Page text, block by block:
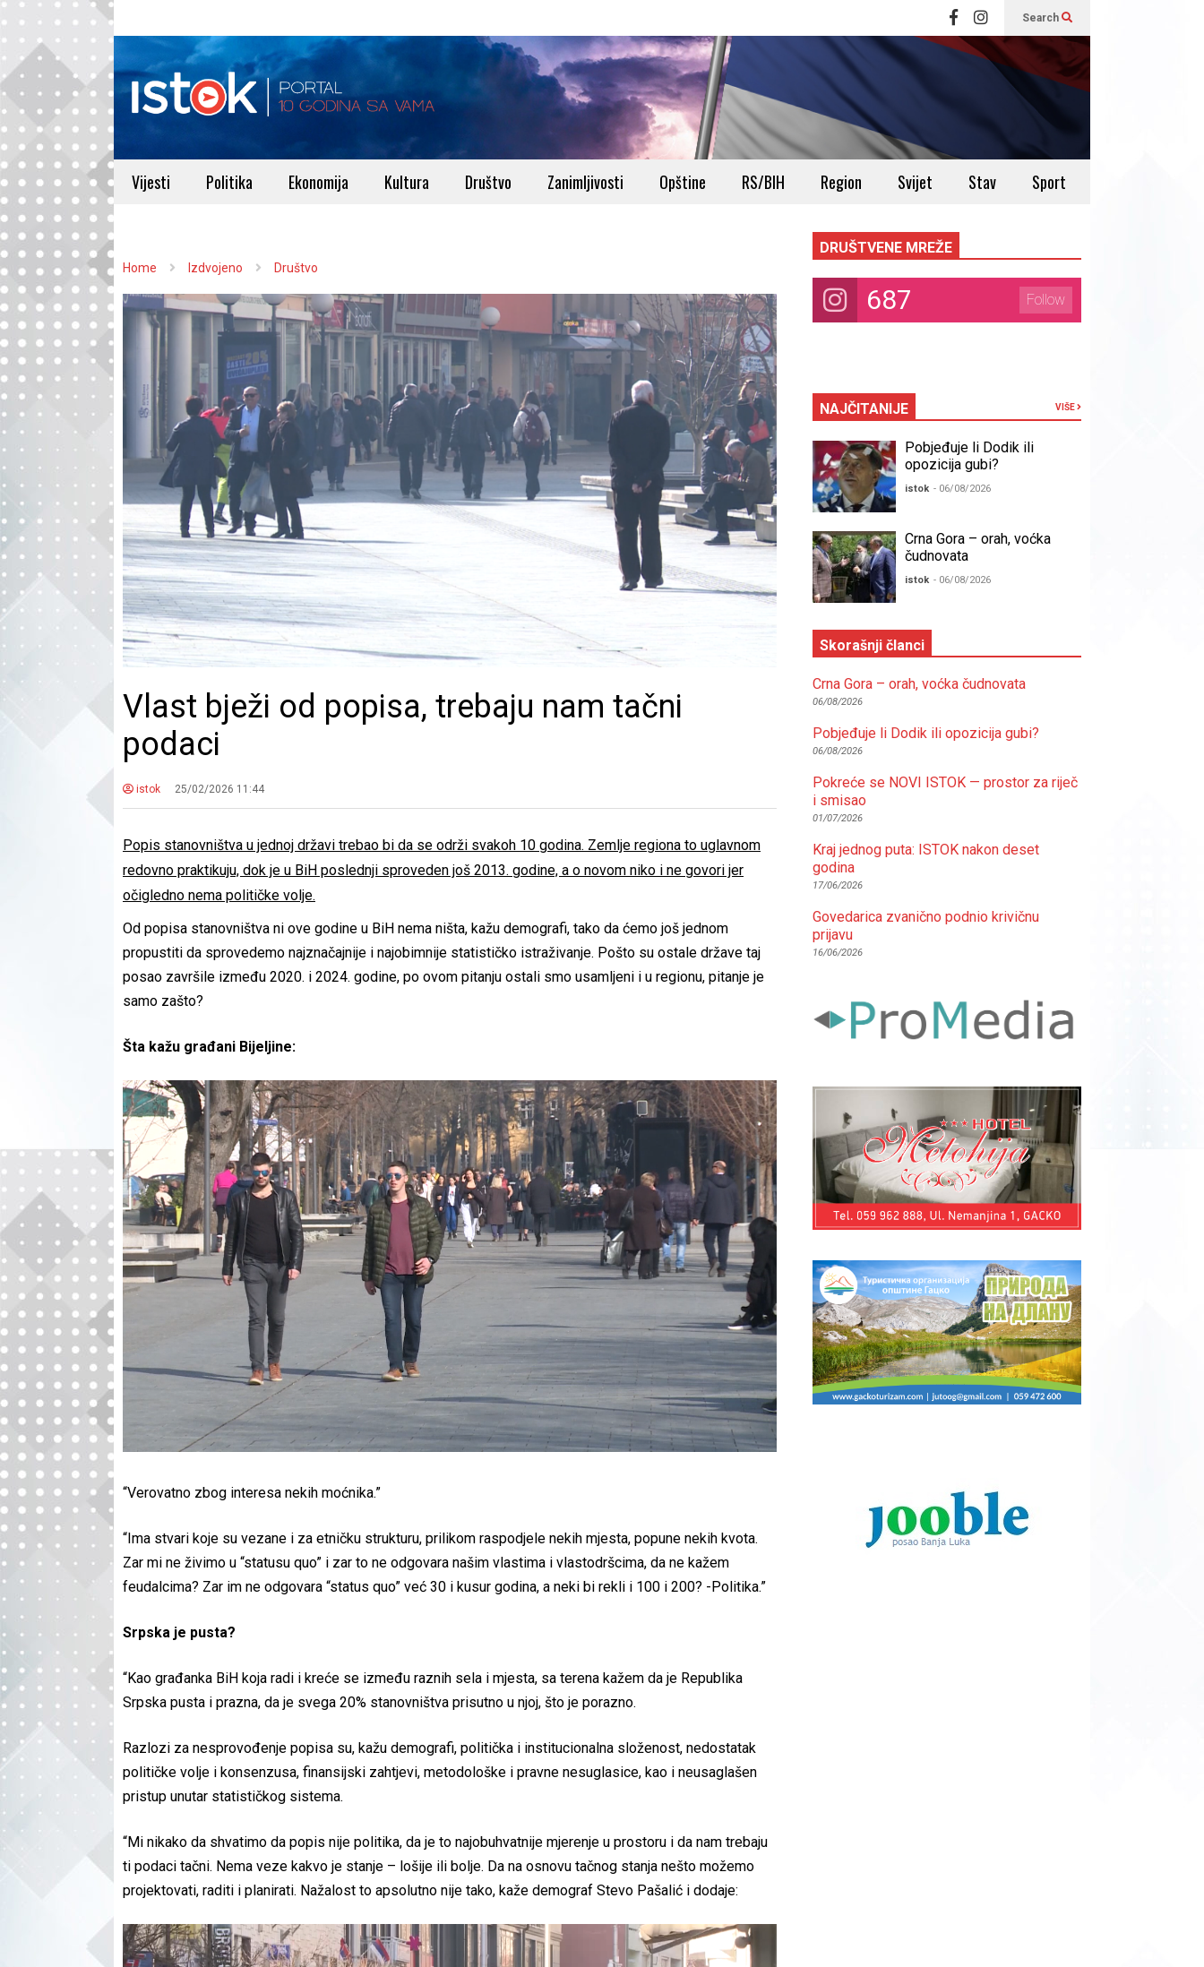
Search
Vijesti Politika Ekonomija Kultura Društvo Zanimljivosti Opštine RS/BIH Region Svijet Stav Sport
Home Izdvojeno Društvo
Vlast bježi od popisa, trebaju nam tačni
podaci
istok 25/02/2026 11:44
Popis stanovništva u jednoj državi trebao bi da se održi svakoh 10 godina. Zemlje regiona to uglavnom
redovno praktikuju, dok je u BiH poslednji sproveden još 2013. godine, a o novom niko i ne govori jer
očigledno nema političke volje.
Od popisa stanovništva ni ove godine u BiH nema ništa, kažu demografi, tako da ćemo još jednom
propustiti da sprovedemo najznačajnije i najobimnije statističko istraživanje. Pošto su ostale države taj
posao završile između 2020. i 2024. godine, po ovom pitanju ostali smo usamljeni i u regionu, pitanje je
samo zašto?
Šta kažu građani Bijeljine:
“Verovatno zbog interesa nekih moćnika.”
“Ima stvari koje su vezane i za etničku strukturu, prilikom raspodjele nekih mjesta, popune nekih kvota.
Zar mi ne živimo u “statusu quo” i zar to ne odgovara našim vlastima i vlastodršcima, da ne kažem
feudalcima? Zar im ne odgovara “status quo” već 30 i kusur godina, a neki bi rekli i 100 i 200? -Politika.”
Srpska je pusta?
“Kao građanka BiH koja radi i kreće se između raznih sela i mjesta, sa terena kažem da je Republika
Srpska pusta i prazna, da je svega 20% stanovništva prisutno u njoj, što je porazno.
Razlozi za nesprovođenje popisa su, kažu demografi, politička i institucionalna složenost, nedostatak
političke volje i konsenzusa, finansijski zahtjevi, metodološke i pravne nesuglasice, kao i neusaglašen
pristup unutar statističkog sistema.
“Mi nikako da shvatimo da popis nije politika, da je to najobuhvatnije mjerenje u prostoru i da nam trebaju
ti podaci tačni. Nema veze kakvo je stanje – lošije ili bolje. Da na osnovu tačnog stanja nešto možemo
projektovati, raditi i planirati. Nažalost to apsolutno nije tako, kaže demograf Stevo Pašalić i dodaje:
DRUŠTVENE MREŽE
687 Follow
NAJČITANIJE VIŠE
Pobjeđuje li Dodik ili
opozicija gubi?
istok - 06/08/2026
Crna Gora – orah, voćka
čudnovata
istok - 06/08/2026
Skorašnji članci
Crna Gora – orah, voćka čudnovata
06/08/2026
Pobjeđuje li Dodik ili opozicija gubi?
06/08/2026
Pokreće se NOVI ISTOK — prostor za riječ
i smisao
01/07/2026
Kraj jednog puta: ISTOK nakon deset
godina
17/06/2026
Govedarica zvanično podnio krivičnu
prijavu
16/06/2026